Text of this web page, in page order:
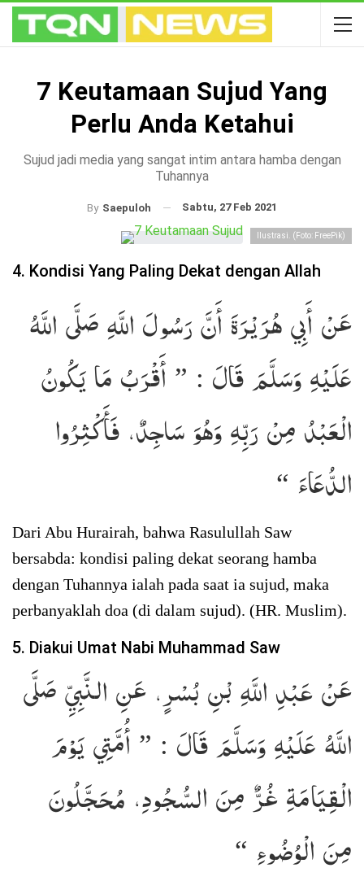
7 Keutamaan Sujud Yang
Perlu Anda Ketahui
Sujud jadi media yang sangat intim antara hamba dengan
Tuhannya
By Saepuloh Sabtu, 27 Feb 2021
Ilustrasi. (Foto: FreePik)
4. Kondisi Yang Paling Dekat dengan Allah
عَنْ أَبِي هُرَيْرَةَ أَنَّ رَسُولَ اللَّهِ صَلَّى اللَّهُ
عَلَيْهِ وَسَلَّمَ قَالَ : ” أَقْرَبُ مَا يَكُونُ
الْعَبْدُ مِنْ رَبِّهِ وَهُوَ سَاجِدٌ، فَأَكْثِرُوا
الدُّعَاءَ “
Dari Abu Hurairah, bahwa Rasulullah Saw
bersabda: kondisi paling dekat seorang hamba
dengan Tuhannya ialah pada saat ia sujud, maka
perbanyaklah doa (di dalam sujud). (HR. Muslim).
5. Diakui Umat Nabi Muhammad Saw
عَنْ عَبْدِ اللَّهِ بْنِ بُسْرٍ، عَنِ النَّبِيِّ صَلَّى
اللَّهُ عَلَيْهِ وَسَلَّمَ قَالَ : ” أُمَّتِي يَوْمَ
الْقِيَامَةِ غُرٌّ مِنَ السُّجُودِ، مُحَجَّلُونَ
مِنَ الْوُضُوءِ “